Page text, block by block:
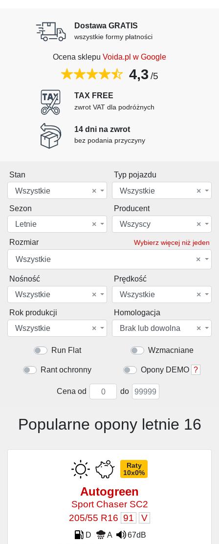
Dostawa GRATIS
wszystkie formy płatności
Ocena sklepu Voida.pl w Google
4,3 /5
TAX FREE
zwrot VAT dla podróżnych
14 dni na zwrot
bez podania przyczyny
Stan
×
Wszystkie
Typ pojazdu
×
Wszystkie
Sezon
×
Letnie
Producent
×
Wszyscy
Rozmiar Wybierz więcej niż jeden
×
Wszystkie
Nośność
×
Wszystkie
Prędkość
×
Wszystkie
Rok produkcji
×
Wszystkie
Homologacja
×
Brak lub dowolna
Run Flat Wzmacniane
Rant ochronny Opony DEMO ?
Cena od do
Popularne opony letnie 16
Raty
10x0%
Autogreen
Sport Chaser SC2
205/55 R16 91 V
D A
67dB